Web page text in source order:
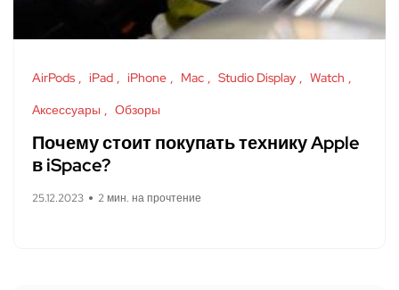
AirPods iPad iPhone Mac Studio Display
Watch
Аксессуары
Обзоры
Почему стоит покупать технику Apple
в iSpace?
25.12.2023 2 мин. на прочтение